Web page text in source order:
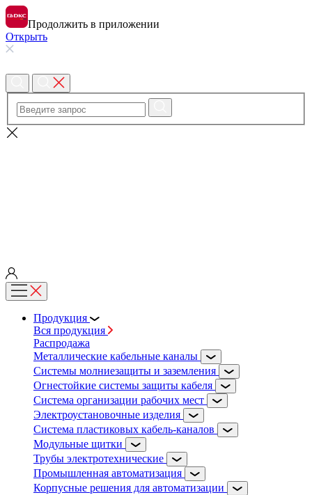
Продолжить в приложении
Открыть
Продукция
Вся продукция
Распродажа
Металлические кабельные каналы
Системы молниезащиты и заземления
Огнестойкие системы защиты кабеля
Система организации рабочих мест
Электроустановочные изделия
Система пластиковых кабель-каналов
Модульные щитки
Трубы электротехнические
Промышленная автоматизация
Корпусные решения для автоматизации